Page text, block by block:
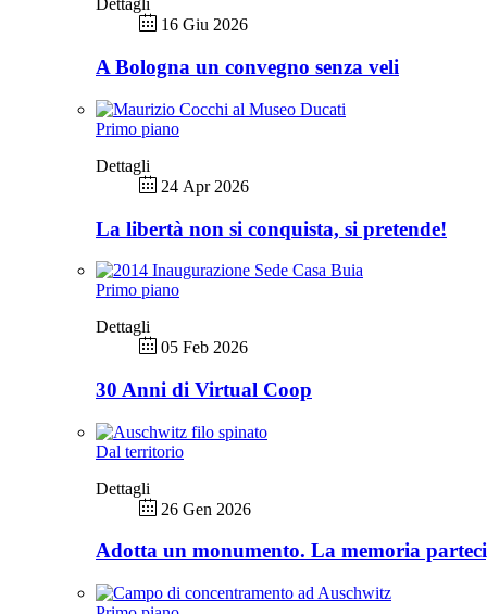
Dettagli
16 Giu 2026
A Bologna un convegno senza veli
Primo piano
Dettagli
24 Apr 2026
La libertà non si conquista, si pretende!
Primo piano
Dettagli
05 Feb 2026
30 Anni di Virtual Coop
Dal territorio
Dettagli
26 Gen 2026
Adotta un monumento. La memoria